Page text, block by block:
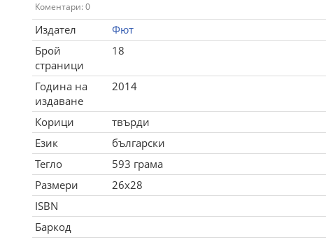
Коментари: 0
Издател
Фют
Брой
страници
18
Година на
издаване
2014
Корици
твърди
Език
български
Тегло
593 грама
Размери
26x28
ISBN
Баркод